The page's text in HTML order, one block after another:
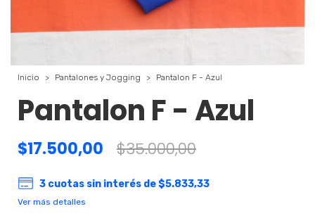
Inicio > Pantalones y Jogging > Pantalon F - Azul
Pantalon F - Azul
$17.500,00 $35.000,00
3 cuotas sin interés de$5.833,33
Ver más detalles